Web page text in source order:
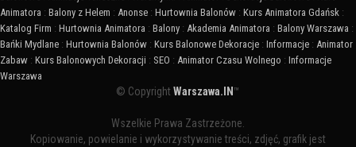
Animatora : Balony z Helem : Anonse : Hurtownia Balonów : Kurs Animatora Gdańsk :
Katalog Firm : Hurtownia Animatora : Balony : Akademia Animatora : Balony Warszawa :
Bańki Mydlane : Hurtownia Balonów : Kurs Balonowe Dekoracje : Informacje : Animator
Zabaw : Kurs Balonowych Dekoracji : SEO : Animator Czasu Wolnego : Informacje
Warszawa
© CopyrightWarszawa.IN ™
Wszelkie Prawa Zastrzeżone.
Kopiowanie, powielanie i wykorzystywanie treści, zdjęć, grafik jest